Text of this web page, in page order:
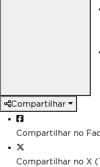
Compartilhar
Compartilhar no
Compartilhar no X